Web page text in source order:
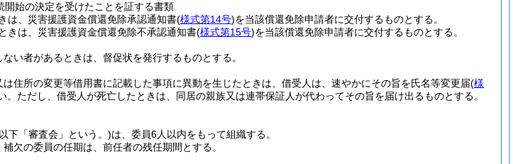
始の決定を受けたことを証する書類
は、災害援護資金償還免除承認通知書(様式第14号)を当該償還免除申請者に交付するものとする。
きは、災害援護資金償還免除不承認通知書(様式第15号)を当該償還免除申請者に交付するものとする。
い者があるときは、督促状を発行するものとする。
住所の変更等借用書に記載した事項に異動を生じたときは、借受人は、速やかにその旨を氏名等変更届(様
ただし、借受人が死亡したときは、同居の親族又は連帯保証人が代わってその旨を届け出るものとする。
下「審査会」という。)は、委員6人以内をもって組織する。
補欠の委員の任期は、前任者の残任期間とする。